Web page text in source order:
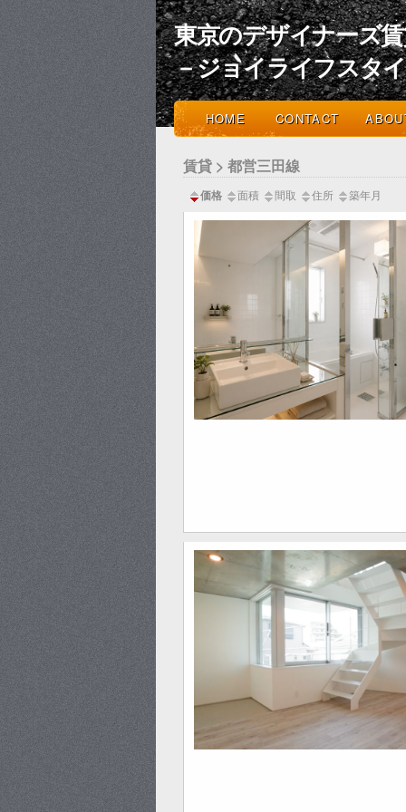
東京のデザイナーズ
－ジョイライフスタ
HOME CONTACT
賃貸 > 都営三田線
価格 面積 間取 住所 築年月